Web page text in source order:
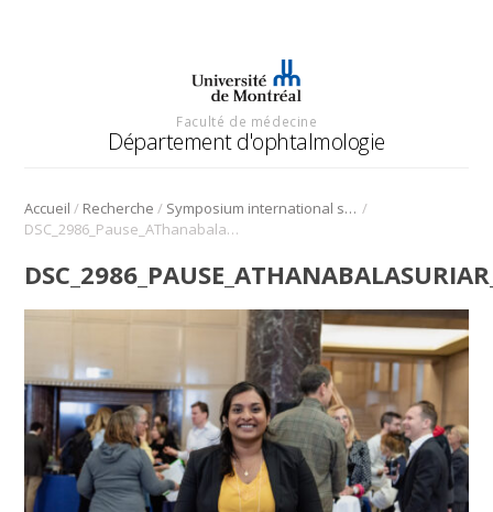
Faculté de médecine
Département d'ophtalmologie
Accueil / Recherche / Symposium international sur l’angiogenèse rétinienne et choroïdienne /
DSC_2986_Pause_AThanabalasuriar_Symposium_Angio_2022